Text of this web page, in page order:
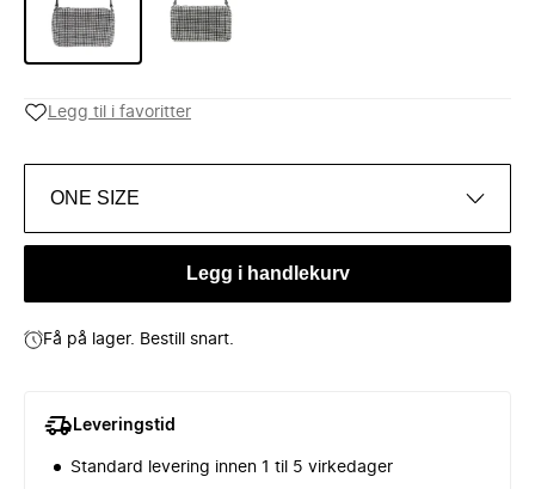
Legg til i favoritter
ONE SIZE
Legg i handlekurv
Få på lager. Bestill snart.
Leveringstid
Standard levering innen 1 til 5 virkedager